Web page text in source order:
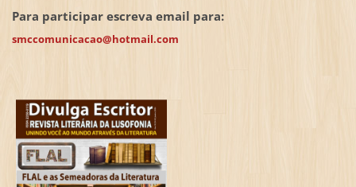
Para participar escreva email para:
smccomunicacao@hotmail.com